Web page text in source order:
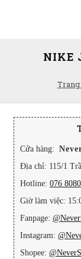
NIKE
Cửa hàng:
Địa chỉ: 115/1
Hotline: 076
Giờ làm việc:
Fanpage:
Instagram:
Shopee: